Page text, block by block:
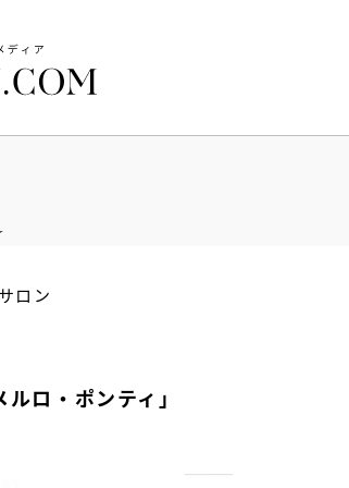
ロン
ロ・ポンティ」